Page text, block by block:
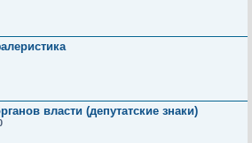
власти (депутатские знаки)